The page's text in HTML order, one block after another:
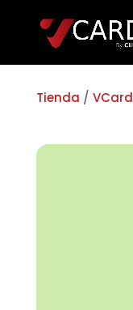
Tienda / VCard